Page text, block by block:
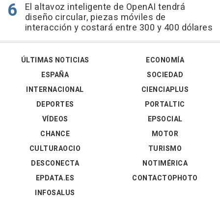
El altavoz inteligente de OpenAI tendrá
diseño circular, piezas móviles de
interacción y costará entre 300 y 400 dólares
ÚLTIMAS NOTICIAS
ESPAÑA
INTERNACIONAL
DEPORTES
VÍDEOS
ECONOMÍA
SOCIEDAD
CIENCIAPLUS
PORTALTIC
EPSOCIAL
CHANCE
CULTURAOCIO
DESCONECTA
EPDATA.ES
INFOSALUS
MOTOR
TURISMO
NOTIMÉRICA
CONTACTOPHOTO